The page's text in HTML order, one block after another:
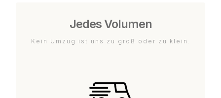
Jedes Volumen
Kein Umzug ist uns zu groß oder zu klein.